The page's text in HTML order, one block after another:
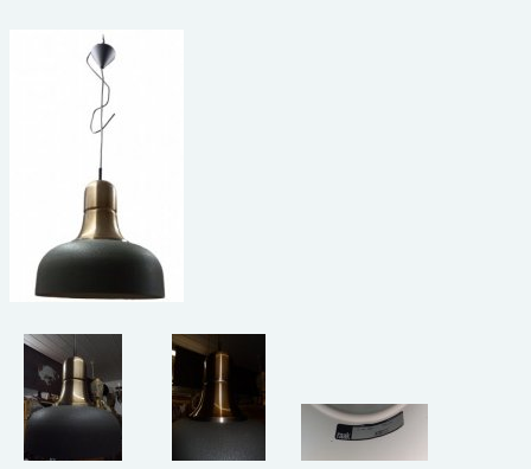
meubels
reclamevoorwerpen/merken
curiosa
schilderijen
porselein/aardewerk
medailles/munten/bankbiljetten
ets/tekening/litho/gravure
glaswerk
CONTACT